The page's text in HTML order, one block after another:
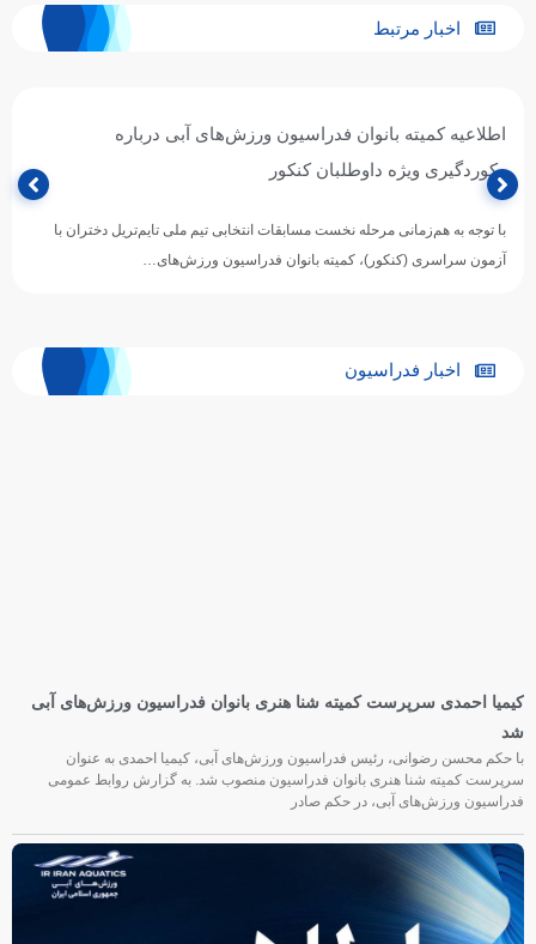
اخبار مرتبط
اطلاعیه کمیته بانوان فدراسیون ورزش‌های آبی درباره
رکوردگیری ویژه داوطلبان کنکور
با توجه به هم‌زمانی مرحله نخست مسابقات انتخابی تیم ملی تایم‌تریل دختران با
آزمون سراسری (کنکور)، کمیته بانوان فدراسیون ورزش‌های…
اخبار فدراسیون
کیمیا احمدی سرپرست کمیته شنا هنری بانوان فدراسیون ورزش‌های آبی
شد
با حکم محسن رضوانی، رئیس فدراسیون ورزش‌های آبی، کیمیا احمدی به عنوان
سرپرست کمیته شنا هنری بانوان فدراسیون منصوب شد. به گزارش روابط عمومی
فدراسیون ورزش‌های آبی، در حکم صادر